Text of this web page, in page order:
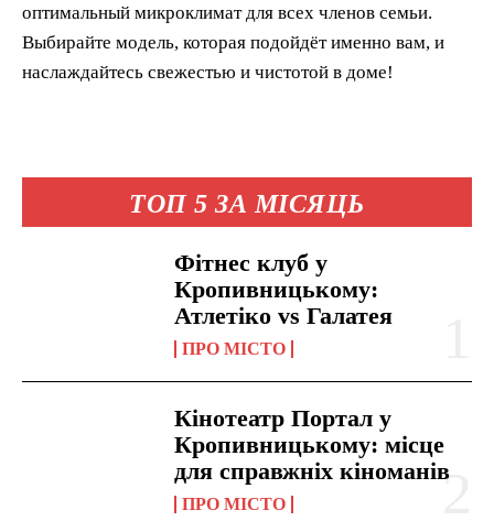
ТОП 5 ЗА МІСЯЦЬ
Фітнес клуб у
Кропивницькому:
Атлетіко vs Галатея
ПРО МІСТО
Кінотеатр Портал у
Кропивницькому: місце
для справжніх кіноманів
ПРО МІСТО
оптимальный микроклимат для всех членов семьи.
Выбирайте модель, которая подойдёт именно вам, и
наслаждайтесь свежестью и чистотой в доме!